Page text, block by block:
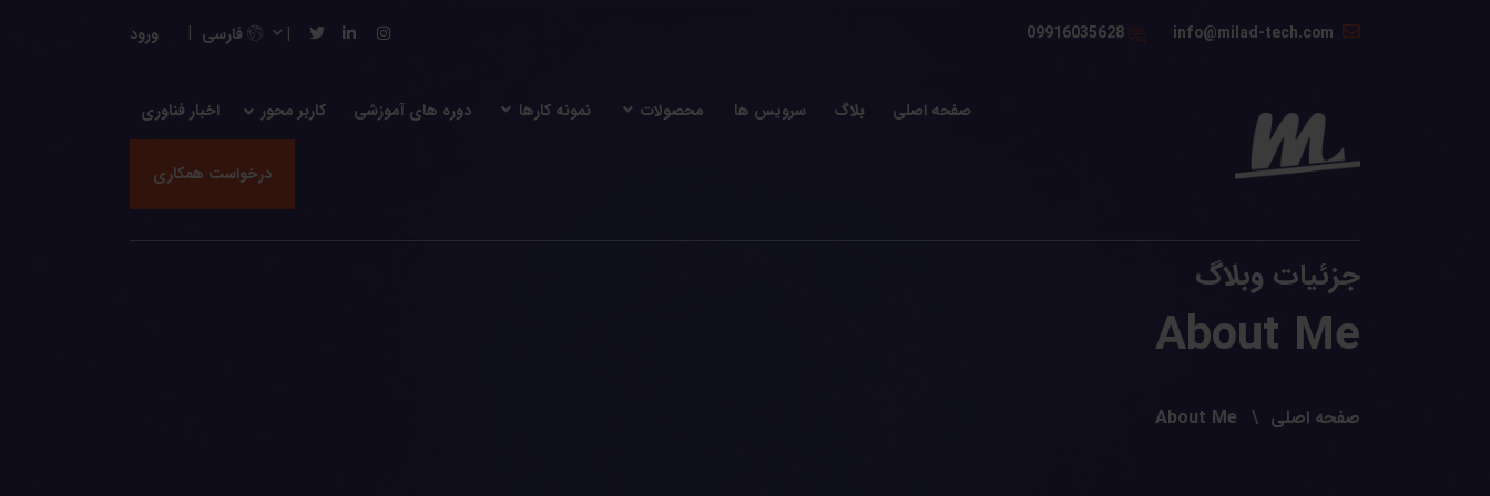
09916035628 فارسی ورود
صفحه اصلی بلاگ سرویس ها محصولات نمونه کارها دوره های آموزشی کاربر محور اخبار فناوری
درخواست همکاری
جزئیات وبلاگ
About Me
صفحه اصلی About Me